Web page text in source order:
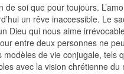
de soi que pour toujours.
un rêve inaccessible. Le
Dieu qui nous aime
entre deux personnes ne
modèles de vie conjugale, tels
avec la vision chrétienne du